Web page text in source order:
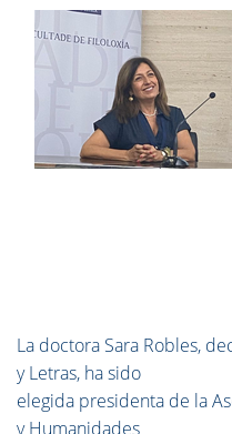
La doctora Sara Robles,
y Letras, ha sido
elegida presidenta de la
y Humanidades